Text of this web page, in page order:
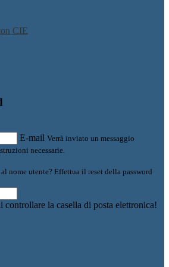
CIE
E-mail Verrà inviato un messaggio
necessarie.
nome utente? Effettua il reset della password
controllare la casella di posta elettronica!